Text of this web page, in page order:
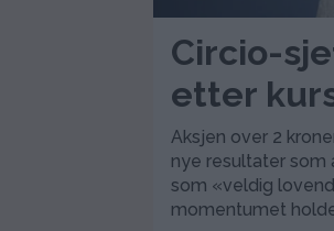
Circio-
etter
Aksjen over 2
nye resultater som
som «veldig
momentumet